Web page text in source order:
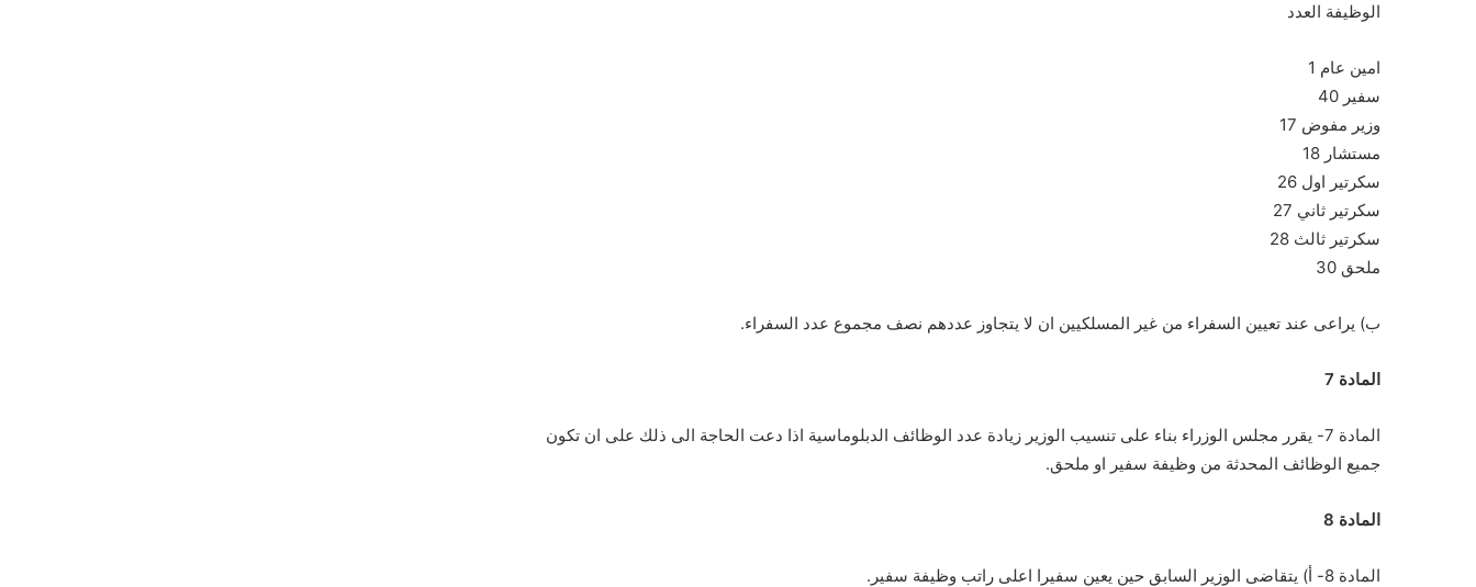
الوظيفة العدد
امين عام 1
سفير 40
وزير مفوض 17
مستشار 18
سكرتير اول 26
سكرتير ثاني 27
سكرتير ثالث 28
ملحق 30
ب) يراعى عند تعيين السفراء من غير المسلكيين ان لا يتجاوز عددهم نصف مجموع عدد السفراء.
المادة 7
المادة 7- يقرر مجلس الوزراء بناء على تنسيب الوزير زيادة عدد الوظائف الدبلوماسية اذا دعت الحاجة الى ذلك على ان تكون
جميع الوظائف المحدثة من وظيفة سفير او ملحق.
المادة 8
المادة 8- أ) يتقاضى الوزير السابق حين يعين سفيرا اعلى راتب وظيفة سفير.